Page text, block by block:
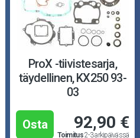
ProX -tiivistesarja,
täydellinen, KX250 93-
03
Osta 92,90 €
Toimitus2-3 arkipäivässä